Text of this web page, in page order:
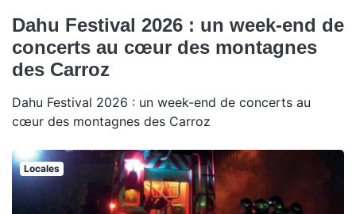
Dahu Festival 2026 : un week-end de
concerts au cœur des montagnes
des Carroz
Dahu Festival 2026 : un week-end de concerts au
cœur des montagnes des Carroz
Locales